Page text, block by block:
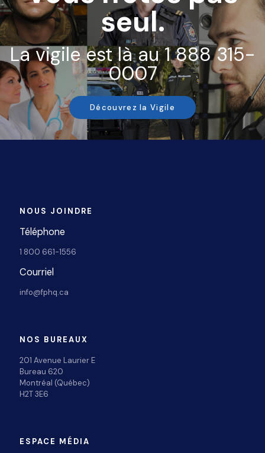
seul.
La vigile est là au 1 888 315-
0007
Découvrez la Vigile
NOUS JOINDRE
Téléphone
1 800 661-1556
Courriel
info@fphq.ca
NOS BUREAUX
201 Avenue Laurier E
Bureau 620
Montréal (Québec)
H2T 3E6
ESPACE MÉDIA